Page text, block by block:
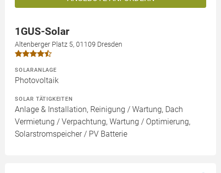
1GUS-Solar
Altenberger Platz 5, 01109 Dresden
SOLARANLAGE
Photovoltaik
SOLAR TÄTIGKEITEN
Anlage & Installation, Reinigung / Wartung, Dach
Vermietung / Verpachtung, Wartung / Optimierung,
Solarstromspeicher / PV Batterie